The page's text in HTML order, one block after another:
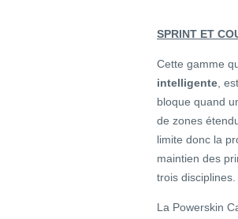
SPRINT ET
Cette gamme
intelligente ,
bloque quand
de zones
limite donc la
maintien des
trois disciplines.
La Powerskin